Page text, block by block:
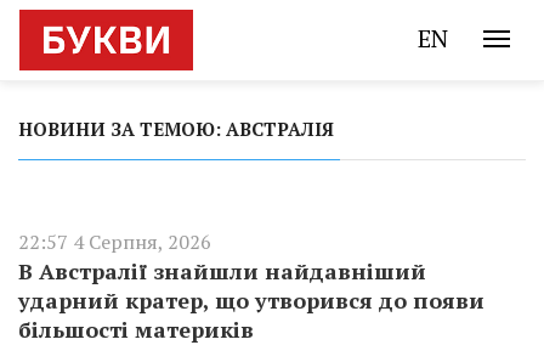
EN
НОВИНИ ЗА ТЕМОЮ: АВСТРАЛІЯ
22:57 4 Серпня, 2026
В Австралії знайшли найдавніший
ударний кратер, що утворився до появи
більшості материків